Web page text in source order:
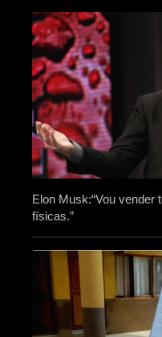
Elon Musk:“Vou vender
físicas.”